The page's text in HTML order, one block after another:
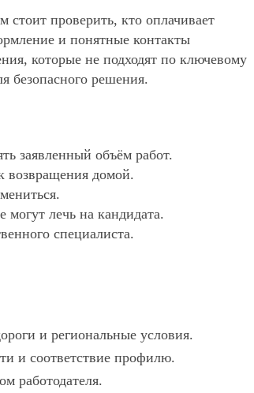
проверить, кто оплачивает
и понятные контакты
которые не подходят по ключевому
безопасного решения.
заявленный объём работ.
возвращения домой.
лечь на кандидата.
специалиста.
и региональные условия.
и соответствие профилю.
работодателя.